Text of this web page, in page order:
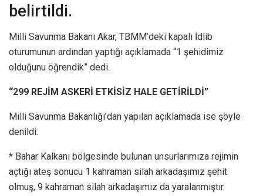
belirtildi.
Milli Savunma Bakanı Akar, TBMM’deki kapalı İdlib
oturumunun ardından yaptığı açıklamada “1 şehidimiz
olduğunu öğrendik” dedi.
“299 REJİM ASKERİ ETKİSİZ HALE GETİRİLDİ”
Milli Savunma Bakanlığı’dan yapılan açıklamada ise şöyle
denildi:
* Bahar Kalkanı bölgesinde bulunan unsurlarımıza rejimin
açtığı ateş sonucu 1 kahraman silah arkadaşımız şehit
olmuş, 9 kahraman silah arkadaşımız da yaralanmıştır.